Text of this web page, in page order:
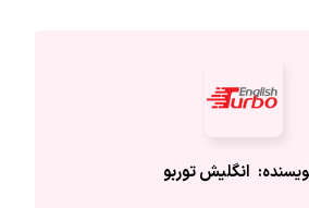
انگلیش‌ توربو